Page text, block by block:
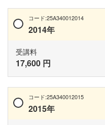
コード:25A340012014
2014年
受講料
17,600 円
コード:25A340012015
2015年